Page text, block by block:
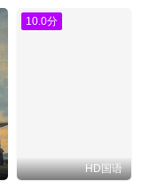
10.0分
HD国语